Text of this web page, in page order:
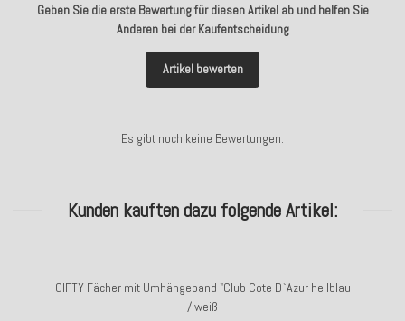
Geben Sie die erste Bewertung für diesen Artikel ab und helfen Sie
Anderen bei der Kaufentscheidung
Artikel bewerten
Es gibt noch keine Bewertungen.
Kunden kauften dazu folgende Artikel:
GIFTY Fächer mit Umhängeband "Club Cote D`Azur hellblau
/ weiß